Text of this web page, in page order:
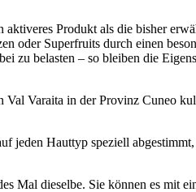
Produkt als die bisher
Superfruits durch einen
zu belasten – so bleiben die
Varaita in der Provinz Cuneo
Hauttyp speziell
dieselbe. Sie können es mit